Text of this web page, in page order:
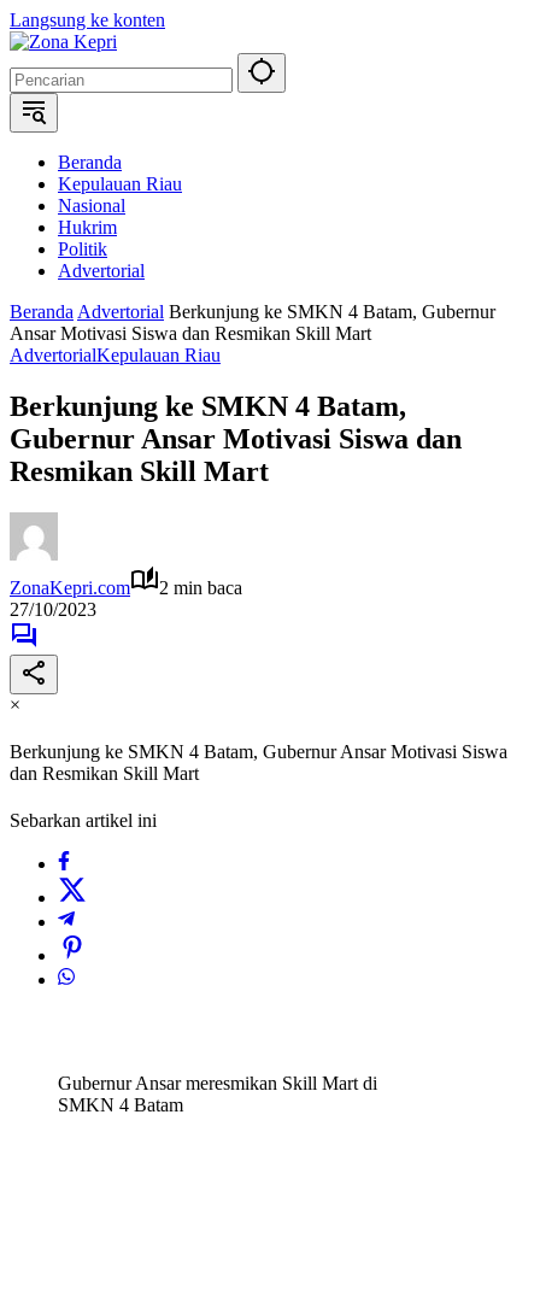
Langsung ke konten
Beranda
Kepulauan Riau
Nasional
Hukrim
Politik
Advertorial
Beranda Advertorial Berkunjung ke SMKN 4 Batam, Gubernur
Ansar Motivasi Siswa dan Resmikan Skill Mart
AdvertorialKepulauan Riau
Berkunjung ke SMKN 4 Batam,
Gubernur Ansar Motivasi Siswa dan
Resmikan Skill Mart
ZonaKepri.com
2 min baca
27/10/2023
×
Berkunjung ke SMKN 4 Batam, Gubernur Ansar Motivasi Siswa
dan Resmikan Skill Mart
Sebarkan artikel ini
Gubernur Ansar meresmikan Skill Mart di
SMKN 4 Batam